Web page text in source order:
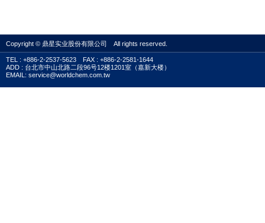
Copyright © 鼎星实业股份有限公司 All rights reserved.
TEL : +886-2-2537-5623 FAX : +886-2-2581-1644
ADD : 台北市中山北路二段96号12楼1201室（嘉新大楼）
EMAIL: service@worldchem.com.tw